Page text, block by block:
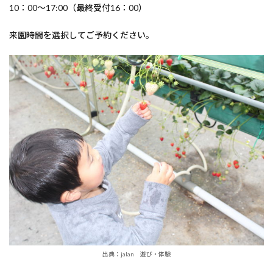
10：00～17:00（最終受付16：00）
来園時間を選択してご予約ください。
出典：jalan 遊び・体験